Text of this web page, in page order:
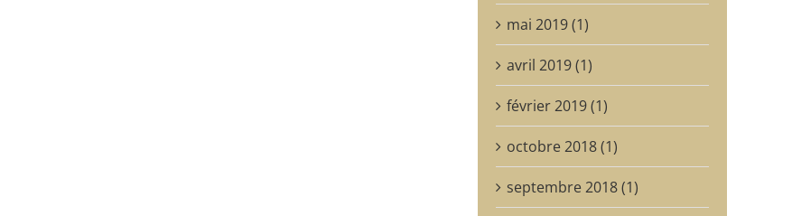
mai 2019 (1)
avril 2019 (1)
février 2019 (1)
octobre 2018 (1)
septembre 2018 (1)